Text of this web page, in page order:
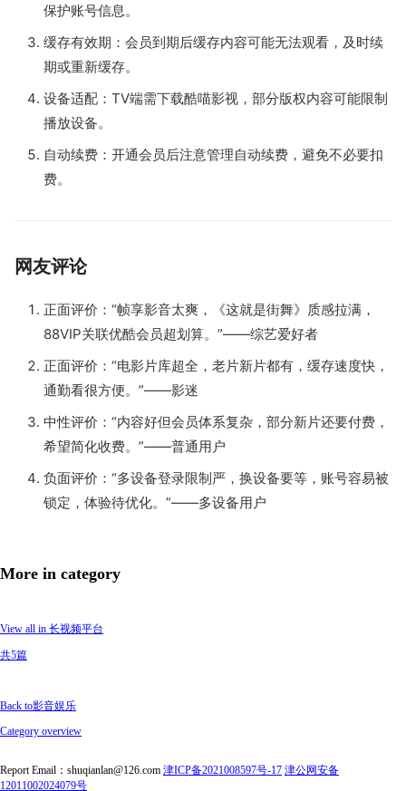
保护账号信息。
缓存有效期：会员到期后缓存内容可能无法观看，及时续
期或重新缓存。
设备适配：TV端需下载酷喵影视，部分版权内容可能限制
播放设备。
自动续费：开通会员后注意管理自动续费，避免不必要扣
费。
网友评论
正面评价：“帧享影音太爽，《这就是街舞》质感拉满，
88VIP关联优酷会员超划算。”——综艺爱好者
正面评价：“电影片库超全，老片新片都有，缓存速度快，
通勤看很方便。”——影迷
中性评价：“内容好但会员体系复杂，部分新片还要付费，
希望简化收费。”——普通用户
负面评价：“多设备登录限制严，换设备要等，账号容易被
锁定，体验待优化。”——多设备用户
More in category
View all in 长视频平台
共5篇
Back to影音娱乐
Category overview
Report Email：shuqianlan@126.com 津ICP备2021008597号-17 津公网安备
12011002024079号